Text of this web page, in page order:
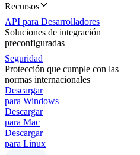
Recursos
API para Desarrolladores
Soluciones de integración
preconfiguradas
Seguridad
Protección que cumple con las
normas internacionales
Descargar
para Windows
Descargar
para Mac
Descargar
para Linux